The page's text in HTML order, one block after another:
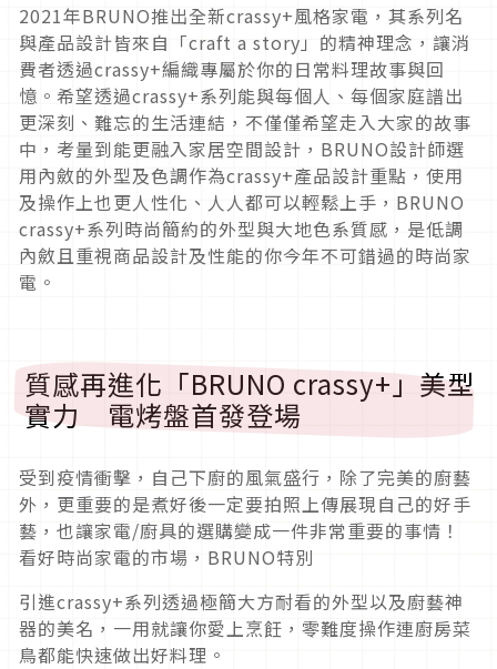
2021年BRUNO推出全新crassy+風格家電，其系列名
與產品設計皆來自「craft a story」的精神理念，讓消
費者透過crassy+編織專屬於你的日常料理故事與回
憶。希望透過crassy+系列能與每個人、每個家庭譜出
更深刻、難忘的生活連結，不僅僅希望走入大家的故事
中，考量到能更融入家居空間設計，BRUNO設計師選
用內斂的外型及色調作為crassy+產品設計重點，使用
及操作上也更人性化、人人都可以輕鬆上手，BRUNO
crassy+系列時尚簡約的外型與大地色系質感，是低調
內斂且重視商品設計及性能的你今年不可錯過的時尚家
電。
質感再進化「BRUNO crassy+」美型
實力 電烤盤首發登場
受到疫情衝擊，自己下廚的風氣盛行，除了完美的廚藝
外，更重要的是煮好後一定要拍照上傳展現自己的好手
藝，也讓家電/廚具的選購變成一件非常重要的事情！
看好時尚家電的市場，BRUNO特別
引進crassy+系列透過極簡大方耐看的外型以及廚藝神
器的美名，一用就讓你愛上烹飪，零難度操作連廚房菜
鳥都能快速做出好料理。